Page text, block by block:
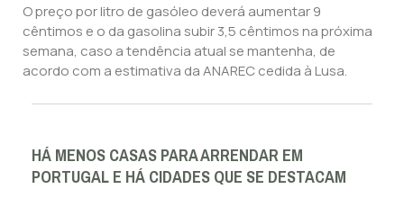
O preço por litro de gasóleo deverá aumentar 9
cêntimos e o da gasolina subir 3,5 cêntimos na próxima
semana, caso a tendência atual se mantenha, de
acordo com a estimativa da ANAREC cedida à Lusa.
HÁ MENOS CASAS PARA ARRENDAR EM
PORTUGAL E HÁ CIDADES QUE SE DESTACAM